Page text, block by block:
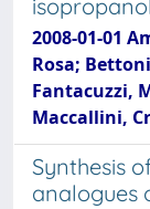
2008-01-01
Rosa;
Fantacuzzi,
Maccallini,
Synthesis
analogues